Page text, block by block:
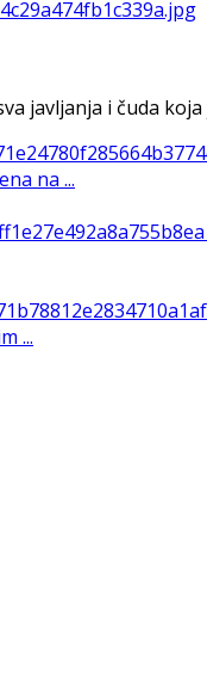
javljanja i čuda
na ...
...